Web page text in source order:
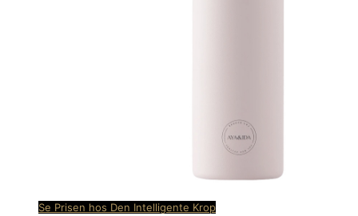
Se Prisen hos Den Intelligente Krop